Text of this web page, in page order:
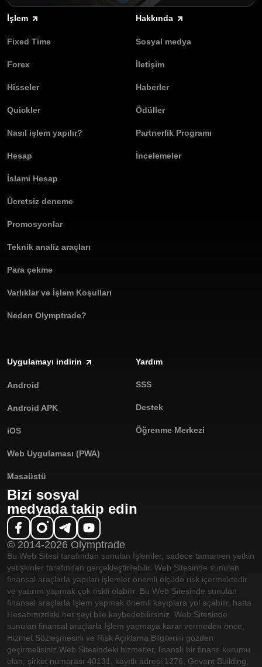
İşlem
Fixed Time
Forex
Hisseler
Quickler
Nasıl işlem yapılır?
Hesap
İslami Hesap
Ücretsiz deneme
Promosyonlar
Teknik analiz araçları
Para çekme
Varlıklar ve İşlem Koşulları
Neden Olymptrade?
Hakkında
Sosyal medya
İletişim
Haberler
Ödüller
Partnerlik Programı
İncelemeler
Uygulamayı indirin
Android
Android APK
iOS
Web Uygulaması (PWA)
Masaüstü
Yardım
SSS
Destek
Öğrenme Merkezi
Bizi sosyal
medyada takip edin
© 2014-2026 Olymptrade
Bu Web Sitesi tarafından sunulan İşlemler, sadece tamamen yetkin
yetişkinler tarafından gerçekleştirilebilir. Web Sitesinde sunulan
finansal araçlarla yapılan işlemler önemli ölçüde risk içermektedir
ve yatırım yapmak çok riskli olabilir. Bu Web Sitesinde sunulan
finansal araçlarla İşlem yapmak önemli kayıplara yol açabilir, hatta
Hesabınızdaki her şeyi bile kaybedebilirsiniz. Web Sitesinde
sunulan finansal araçlarla İşlem yapmaya karar vermeden önce,
Hizmet Sözleşmesini ve Risk Açıklama Bilgilerini gözden
geçirmelisiniz. Web Sitesindeki hizmetler, lisanslı bir finans kurumu
olan, şirket numarası 40131, kayıtlı adresi 1276, Govant Building,